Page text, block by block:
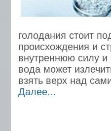
голодания стоит
происхождения и
внутреннюю силу
вода может
взять верх над
Далее...